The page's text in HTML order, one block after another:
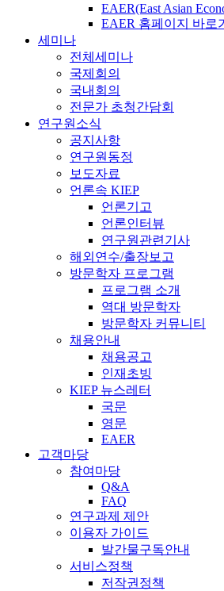
EAER(East Asian
EAER 홈페이지 바로
세미나
전체세미나
국제회의
국내회의
전문가 초청간담회
연구원소식
공지사항
연구원동정
보도자료
언론속 KIEP
언론기고
언론인터뷰
연구원관련기사
해외연수/출장보고
방문학자 프로그램
프로그램 소개
역대 방문학자
방문학자 커뮤니티
채용안내
채용공고
인재초빙
KIEP 뉴스레터
국문
영문
EAER
고객마당
참여마당
Q&A
FAQ
연구과제 제안
이용자 가이드
발간물구독안내
서비스정책
저작권정책